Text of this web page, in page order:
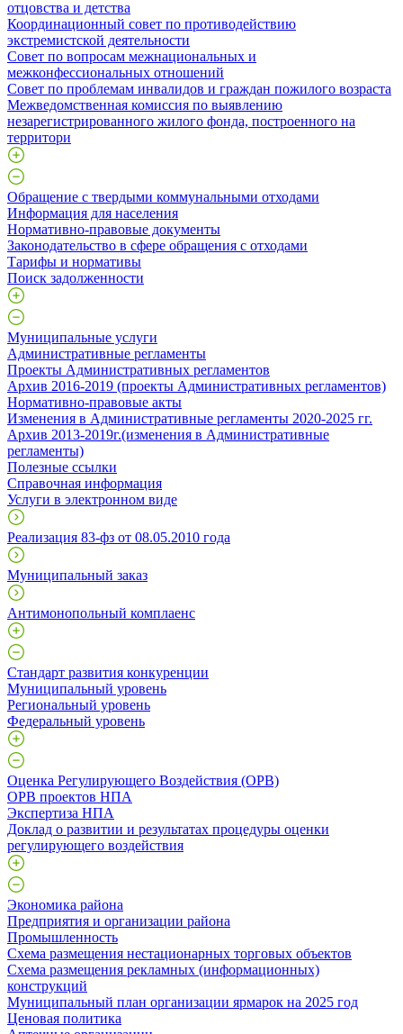
отцовства и детства
Координационный совет по противодействию
экстремистской деятельности
Совет по вопросам межнациональных и
межконфессиональных отношений
Совет по проблемам инвалидов и граждан пожилого возраста
Межведомственная комиссия по выявлению
незарегистрированного жилого фонда, построенного на
территори
Обращение с твердыми коммунальными отходами
Информация для населения
Нормативно-правовые документы
Законодательство в сфере обращения с отходами
Тарифы и нормативы
Поиск задолженности
Муниципальные услуги
Административные регламенты
Проекты Административных регламентов
Архив 2016-2019 (проекты Административных регламентов)
Нормативно-правовые акты
Изменения в Административные регламенты 2020-2025 гг.
Архив 2013-2019г.(изменения в Административные
регламенты)
Полезные ссылки
Справочная информация
Услуги в электронном виде
Реализация 83-фз от 08.05.2010 года
Муниципальный заказ
Антимонопольный комплаенс
Стандарт развития конкуренции
Муниципальный уровень
Региональный уровень
Федеральный уровень
Оценка Регулирующего Воздействия (ОРВ)
ОРВ проектов НПА
Экспертиза НПА
Доклад о развитии и результатах процедуры оценки
регулирующего воздействия
Экономика района
Предприятия и организации района
Промышленность
Схема размещения нестационарных торговых объектов
Схема размещения рекламных (информационных)
конструкций
Муниципальный план организации ярмарок на 2025 год
Ценовая политика